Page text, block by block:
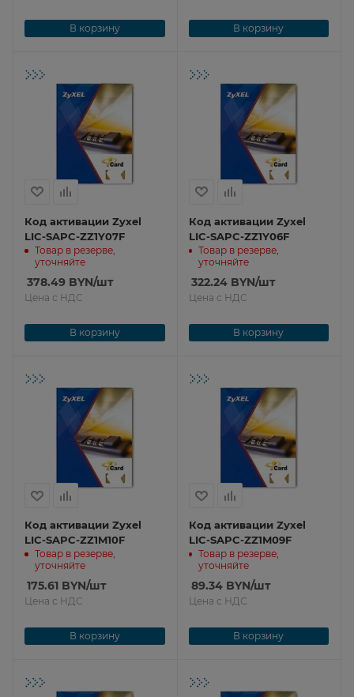
В корзину В корзину
Код активации Zyxel
LIC-SAPC-ZZ1Y07F
Товар в резерве,
уточняйте
378.49 BYN/шт
Цена с НДС
В корзину
Код активации Zyxel
LIC-SAPC-ZZ1Y06F
Товар в резерве,
уточняйте
322.24BYN/шт
Цена с НДС
В корзину
Код активации Zyxel
LIC-SAPC-ZZ1M10F
Товар в резерве,
уточняйте
175.61 BYN/шт
Цена с НДС
В корзину
Код активации Zyxel
LIC-SAPC-ZZ1M09F
Товар в резерве,
уточняйте
89.34BYN/шт
Цена с НДС
В корзину